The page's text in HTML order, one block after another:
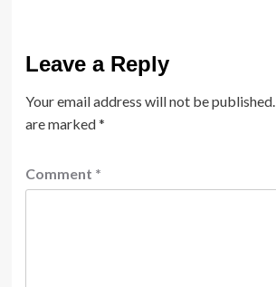
Leave a Reply
Your email address will not be published.
are marked*
Comment *